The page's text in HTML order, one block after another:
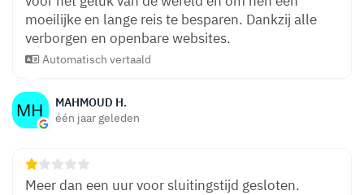
MAHMOUD H.
één jaar geleden
moeilijke en lange reis te besparen. Dankzij alle
verborgen en openbare websites.
Automatisch vertaald
Meer dan een uur voor sluitingstijd gesloten.